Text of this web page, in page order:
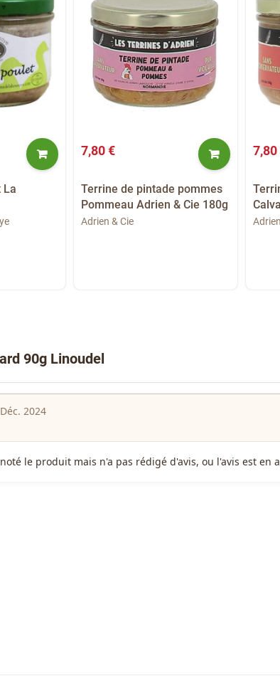
La
7,80 €
Terrine de pintade pommes
Pommeau Adrien & Cie 180g
Adrien & Cie
7,80
90g Linoudel
2024
le produit mais n'a pas rédigé d'avis, ou l'avis est en